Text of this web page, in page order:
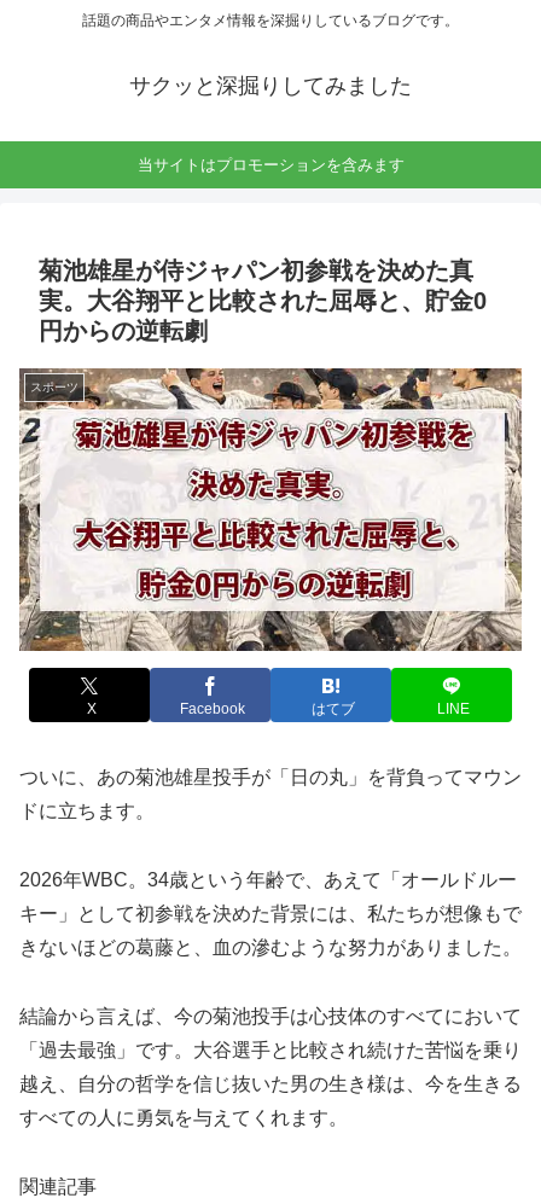
話題の商品やエンタメ情報を深掘りしているブログです。
サクッと深掘りしてみました
当サイトはプロモーションを含みます
菊池雄星が侍ジャパン初参戦を決めた真
実。大谷翔平と比較された屈辱と、貯金0
円からの逆転劇
スポーツ
X Facebook はてブ LINE
ついに、あの菊池雄星投手が「日の丸」を背負ってマウン
ドに立ちます。
2026年WBC。34歳という年齢で、あえて「オールドルー
キー」として初参戦を決めた背景には、私たちが想像もで
きないほどの葛藤と、血の滲むような努力がありました。
結論から言えば、今の菊池投手は心技体のすべてにおいて
「過去最強」です。大谷選手と比較され続けた苦悩を乗り
越え、自分の哲学を信じ抜いた男の生き様は、今を生きる
すべての人に勇気を与えてくれます。
関連記事